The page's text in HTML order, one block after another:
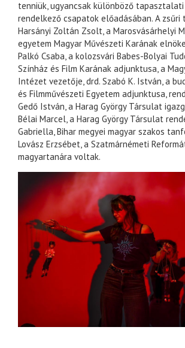
tenniük, ugyancsak különböző
rendelkező csapatok előadásában. A zsűri
Harsányi Zoltán Zsolt, a Marosvásárhelyi
egyetem Magyar Művészeti Karának
Palkó Csaba, a kolozsvári Babes-Bolyai
Színház és Film Karának adjunktusa, a
Intézet vezetője, drd. Szabó K. István, a
és Filmművészeti Egyetem adjunktusa,
Gedő István, a Harag György Társulat
Bélai Marcel, a Harag György Társulat
Gabriella, Bihar megyei magyar szakos
Lovász Erzsébet, a Szatmárnémeti
magyartanára voltak.